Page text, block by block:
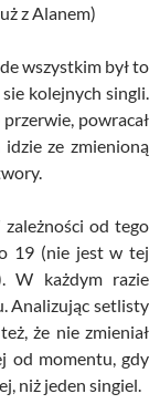
z Alanem)
wszystkim był to
kolejnych singli.
powracał
ze zmienioną
od tego
19 (nie jest w tej
W każdym razie
Analizując setlisty
że nie zmieniał
od momentu, gdy
niż jeden singiel.